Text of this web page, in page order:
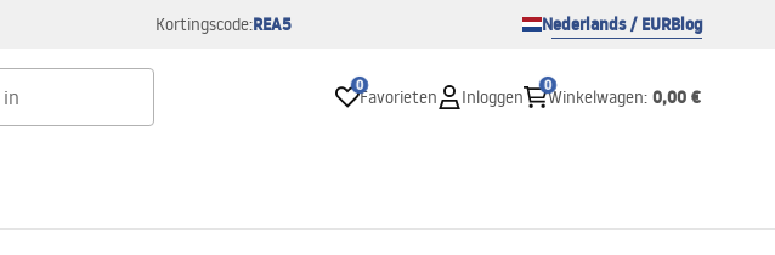
Kortingscode:REA5 Nederlands / EURBlog
0
Favorieten Inloggen
0
Winkelwagen: 0,00 €